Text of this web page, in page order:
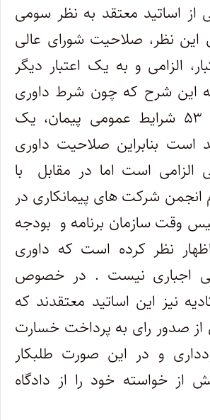
اساتید معتقد به نظر سومی
این نظر، صلاحیت شورای عالی
الزامی و به یک اعتبار دیگر
این شرح که چون شرط داوری
مندرج در ماده ۵۳ شرایط عمومی پیمان، یک
بنابراین صلاحیت داوری
الزامی است اما در مقابل با
انجمن شرکت های پیمانکاری در
از رئیس وقت سازمان برنامه و بودجه
نظر کرده است که داوری
اجباری نیست . در خصوص
نیز این اساتید معتقدند که
از صدور رای به پرداخت خسارت
و در این صورت طلبکار
از خواسته خود را از دادگاه